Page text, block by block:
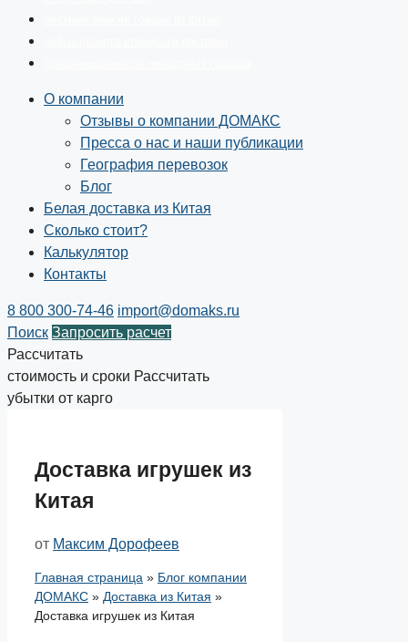
О компании
Отзывы о компании ДОМАКС
Пресса о нас и наши публикации
География перевозок
Блог
Белая доставка из Китая
Сколько стоит?
Калькулятор
Контакты
8 800 300-74-46 import@domaks.ru
Поиск Запросить расчет
Рассчитать
стоимость и сроки Рассчитать
убытки от карго
Доставка игрушек из
Китая
от Максим Дорофеев
Главная страница » Блог компании
ДОМАКС » Доставка из Китая »
Доставка игрушек из Китая